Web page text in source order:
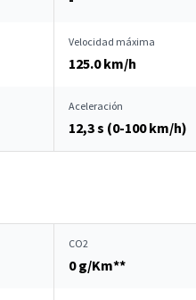
Velocidad máxima
125.0 km/h
Aceleración
12,3 s (0-100 km/h)
CO2
0 g/Km**